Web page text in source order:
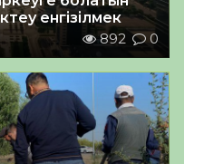
енгізілмек
892 0